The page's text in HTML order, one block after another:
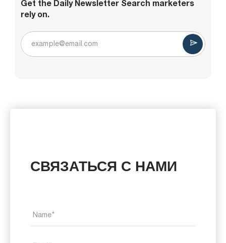
Get the Daily Newsletter Search marketers
rely on.
СВЯЗАТЬСЯ С НАМИ